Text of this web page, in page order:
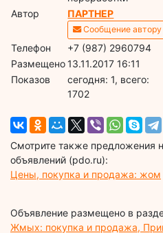
Автор
ПАРТНЕР
Сообщение автору
Телефон
+7 (987) 2960794
Размещено13.11.2017 16:11
Показов
cегодня: 1, всего:
1702
Смотрите также предложения
объявлений (pdo.ru):
Цены, покупка и продажа: жом
Объявление размещено в
Жмых: покупка и продажа,